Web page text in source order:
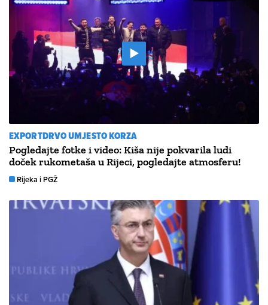
EXPORTDRVO UMJESTO KORZA
Pogledajte fotke i video: Kiša nije pokvarila ludi
doček rukometaša u Rijeci, pogledajte atmosferu!
Rijeka i PGŽ